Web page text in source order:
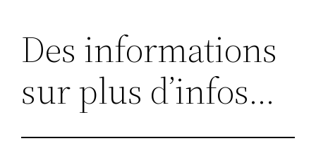
Des informations
sur plus d’infos…